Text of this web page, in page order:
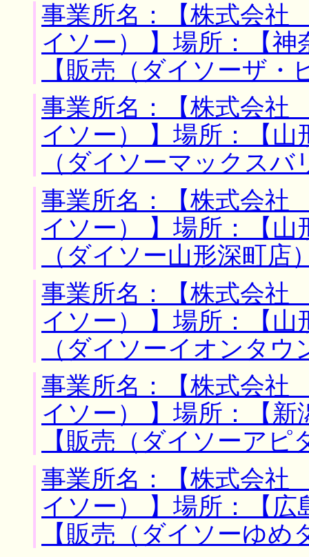
事業所名：【株式会
イソー） 】場所：【神
【販売（ダイソーザ・
事業所名：【株式会
イソー） 】場所：【山
（ダイソーマックス
事業所名：【株式会
イソー） 】場所：【山
（ダイソー山形深町店
事業所名：【株式会
イソー） 】場所：【山
（ダイソーイオンタウ
事業所名：【株式会
イソー） 】場所：【新
【販売（ダイソーアピ
事業所名：【株式会
イソー） 】場所：【広
【販売（ダイソーゆ